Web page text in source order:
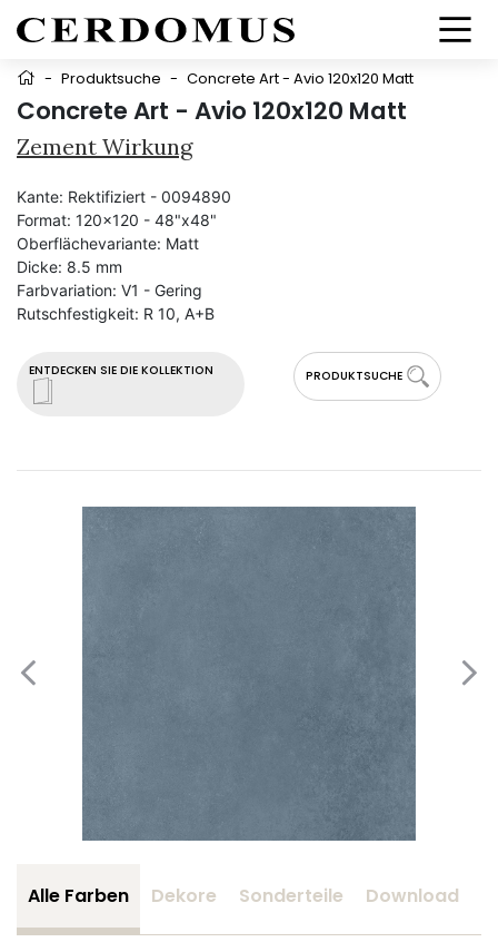
- Produktsuche - Concrete Art - Avio 120x120 Matt
Concrete Art - Avio 120x120 Matt
Zement Wirkung
ENTDECKEN SIE DIE KOLLEKTION PRODUKTSUCHE
Kante: Rektifiziert - 0094890
Format: 120x120 - 48"x48"
Oberflächevariante: Matt
Dicke: 8.5 mm
Farbvariation: V1 - Gering
Rutschfestigkeit: R 10, A+B
Alle Farben Dekore Sonderteile Download